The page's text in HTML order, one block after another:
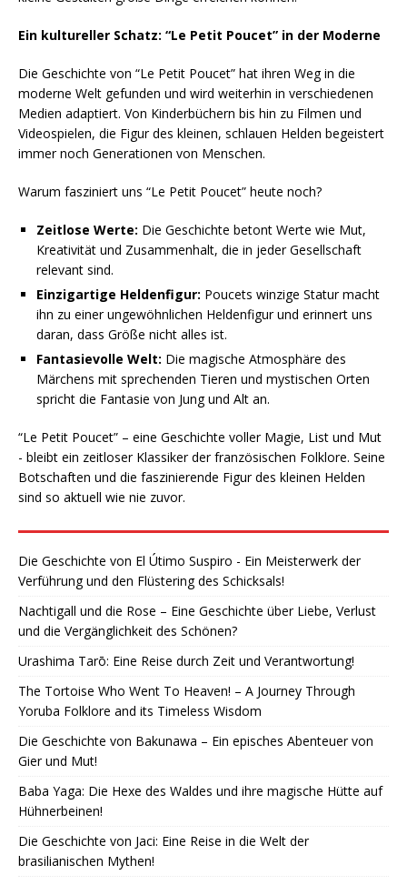
Ein kultureller Schatz: “Le Petit Poucet” in der Moderne
Die Geschichte von “Le Petit Poucet” hat ihren Weg in die
moderne Welt gefunden und wird weiterhin in verschiedenen
Medien adaptiert. Von Kinderbüchern bis hin zu Filmen und
Videospielen, die Figur des kleinen, schlauen Helden begeistert
immer noch Generationen von Menschen.
Warum fasziniert uns “Le Petit Poucet” heute noch?
Zeitlose Werte: Die Geschichte betont Werte wie Mut,
Kreativität und Zusammenhalt, die in jeder Gesellschaft
relevant sind.
Einzigartige Heldenfigur: Poucets winzige Statur macht
ihn zu einer ungewöhnlichen Heldenfigur und erinnert uns
daran, dass Größe nicht alles ist.
Fantasievolle Welt: Die magische Atmosphäre des
Märchens mit sprechenden Tieren und mystischen Orten
spricht die Fantasie von Jung und Alt an.
“Le Petit Poucet” – eine Geschichte voller Magie, List und Mut
- bleibt ein zeitloser Klassiker der französischen Folklore. Seine
Botschaften und die faszinierende Figur des kleinen Helden
sind so aktuell wie nie zuvor.
Die Geschichte von El Útimo Suspiro - Ein Meisterwerk der
Verführung und den Flüstering des Schicksals!
Nachtigall und die Rose – Eine Geschichte über Liebe, Verlust
und die Vergänglichkeit des Schönen?
Urashima Tarō: Eine Reise durch Zeit und Verantwortung!
The Tortoise Who Went To Heaven! – A Journey Through
Yoruba Folklore and its Timeless Wisdom
Die Geschichte von Bakunawa – Ein episches Abenteuer von
Gier und Mut!
Baba Yaga: Die Hexe des Waldes und ihre magische Hütte auf
Hühnerbeinen!
Die Geschichte von Jaci: Eine Reise in die Welt der
brasilianischen Mythen!